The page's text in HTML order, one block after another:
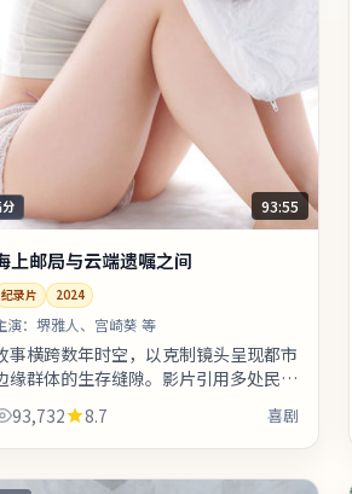
93:55
上邮局与云端遗嘱之间
纪录片 2024
演： 堺雅人、宫崎葵 等
事横跨数年时空，以克制镜头呈现都市
缘群体的生存缝隙。影片引用多处民俗
与节庆意象，增强地域文化氛围。剧情信
与人物关系可在二刷时解锁更多前后
93,732 8.7 喜剧